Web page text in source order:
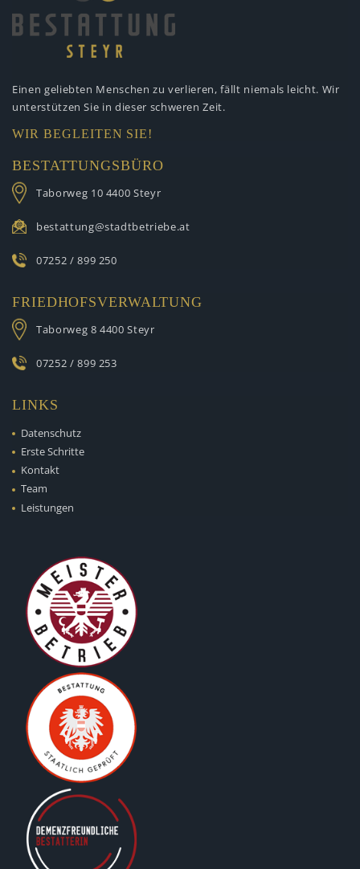
Einen geliebten Menschen zu verlieren, fällt niemals leicht. Wir
unterstützen Sie in dieser schweren Zeit.
WIR BEGLEITEN SIE!
BESTATTUNGSBÜRO
Taborweg 10 4400 Steyr
bestattung@stadtbetriebe.at
07252 / 899 250
FRIEDHOFSVERWALTUNG
Taborweg 8 4400 Steyr
07252 / 899 253
LINKS
Datenschutz
Erste Schritte
Kontakt
Team
Leistungen